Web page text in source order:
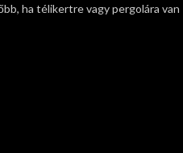
ha télikertre vagy pergolára van